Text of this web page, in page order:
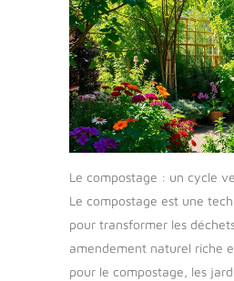
Le compostage : un cycle
Le compostage est une
pour transformer les
amendement naturel riche
pour le compostage, les